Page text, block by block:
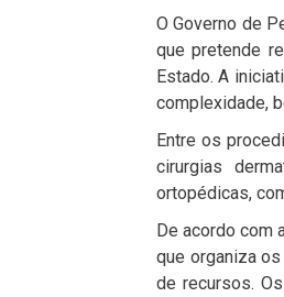
O Governo de
que pretende
Estado. A
complexidade,
Entre os
cirurgias
ortopédicas,
De acordo com
que organiza
de recursos.